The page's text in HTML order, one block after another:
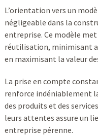
L’orientation vers un
négligeable dans la
entreprise. Ce modèle
réutilisation, minimisant
en maximisant la valeur
La prise en compte
renforce indéniablement
des produits et des
leurs attentes assure un
entreprise pérenne.